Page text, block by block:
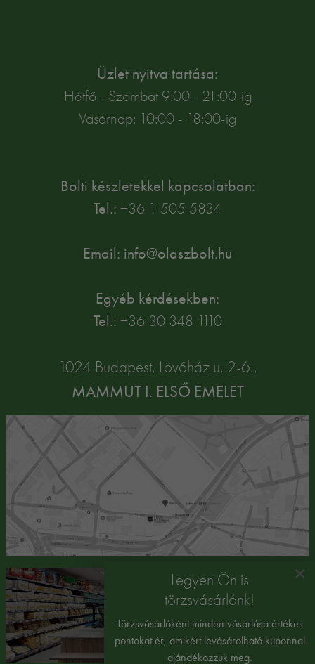
Üzlet nyitva tartása:
Hétfő - Szombat 9:00 - 21:00-ig
Vasárnap: 10:00 - 18:00-ig
Bolti készletekkel kapcsolatban:
Tel.: +36 1 505 5834
Email: info@olaszbolt.hu
Egyéb kérdésekben:
Tel.: +36 30 348 1110
1024 Budapest, Lövőház u. 2-6.,
MAMMUT I. ELSŐ EMELET
×
Legyen Ön is
törzsvásárlónk!
Törzsvásárlóként minden vásárlása értékes
pontokat ér, amikért levásárolható kuponnal
ajándékozzuk meg.